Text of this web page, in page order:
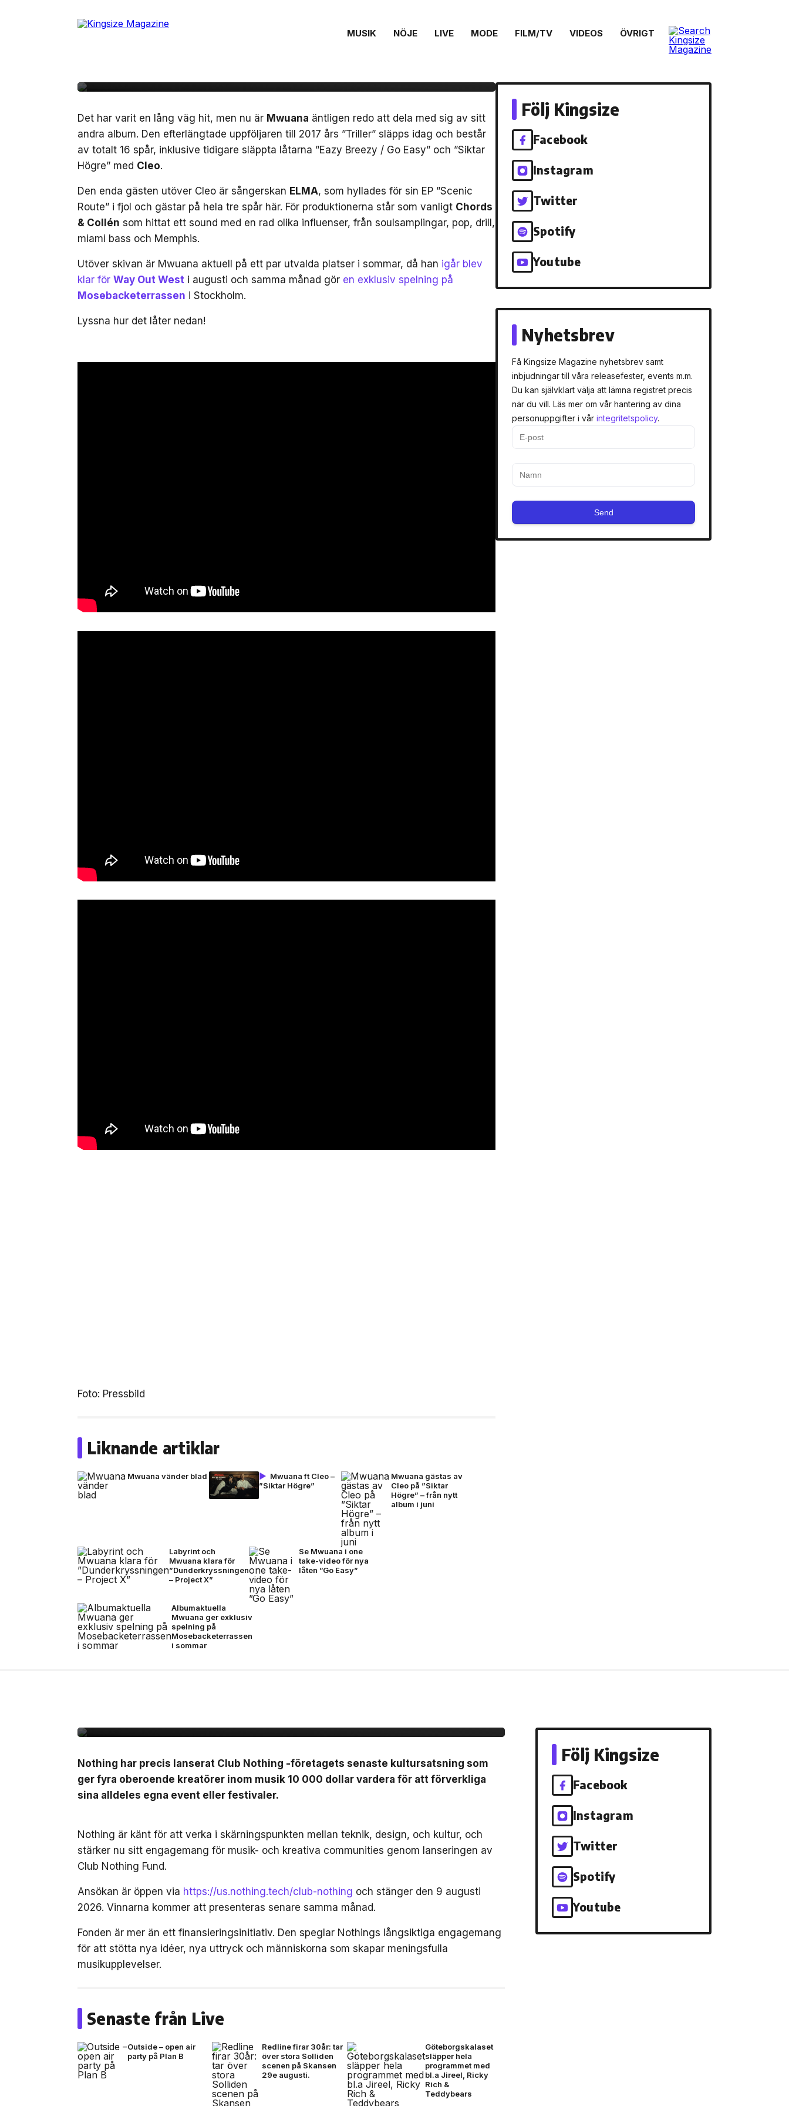
MUSIK NÖJE LIVE MODE FILM/TV VIDEOS ÖVRIGT
MUSIK 5 juni, 2025
Mwuana är tillbaka med sitt andra album
Det har varit en lång väg hit, men nu är Mwuana äntligen redo att dela med sig av sitt
andra album. Den efterlängtade uppföljaren till 2017 års ”Triller” släpps idag och består
av totalt 16 spår, inklusive tidigare släppta låtarna ”Eazy Breezy / Go Easy” och ”Siktar
Högre” med Cleo.
Den enda gästen utöver Cleo är sångerskan ELMA, som hyllades för sin EP ”Scenic
Route” i fjol och gästar på hela tre spår här. För produktionerna står som vanligt Chords
& Collén som hittat ett sound med en rad olika influenser, från soulsamplingar, pop, drill,
miami bass och Memphis.
Utöver skivan är Mwuana aktuell på ett par utvalda platser i sommar, då han igår blev
klar för Way Out West i augusti och samma månad gör en exklusiv spelning på
Mosebacketerrassen i Stockholm.
Lyssna hur det låter nedan!
Foto: Pressbild
Liknande artiklar
Mwuana vänder blad
Mwuana ft Cleo –
”Siktar Högre”
Mwuana gästas av
Cleo på ”Siktar
Högre” – från nytt
album i juni
Labyrint och
Mwuana klara för
”Dunderkryssningen
– Project X”
Se Mwuana i one
take-video för nya
låten ”Go Easy”
Albumaktuella
Mwuana ger exklusiv
spelning på
Mosebacketerrassen
i sommar
Följ Kingsize
Facebook
Instagram
Twitter
Spotify
Youtube
Nyhetsbrev
Få Kingsize Magazine nyhetsbrev samt
inbjudningar till våra releasefester, events m.m.
Du kan självklart välja att lämna registret precis
när du vill. Läs mer om vår hantering av dina
personuppgifter i vår integritetspolicy.
Send
Nothing har precis lanserat Club Nothing -företagets senaste kultursatsning som
ger fyra oberoende kreatörer inom musik 10 000 dollar vardera för att förverkliga
sina alldeles egna event eller festivaler.
Nothing är känt för att verka i skärningspunkten mellan teknik, design, och kultur, och
stärker nu sitt engagemang för musik- och kreativa communities genom lanseringen av
Club Nothing Fund.
Ansökan är öppen via https://us.nothing.tech/club-nothing och stänger den 9 augusti
2026. Vinnarna kommer att presenteras senare samma månad.
Fonden är mer än ett finansieringsinitiativ. Den speglar Nothings långsiktiga engagemang
för att stötta nya idéer, nya uttryck och människorna som skapar meningsfulla
musikupplevelser.
Senaste från Live
Outside – open air
party på Plan B
Redline firar 30år: tar
över stora Solliden
scenen på Skansen
29e augusti.
Göteborgskalaset
släpper hela
programmet med
bl.a Jireel, Ricky
Rich &
Teddybears
Följ Kingsize
Facebook
Instagram
Twitter
Spotify
Youtube